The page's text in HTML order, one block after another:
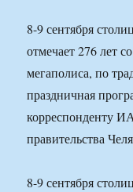
8-9 сентября
отмечает 276 лет
мегаполиса, по
праздничная
корреспонденту
правительства
8-9 сентября